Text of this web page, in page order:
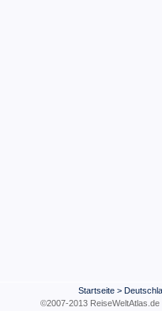
Startseite >
©2007-2013